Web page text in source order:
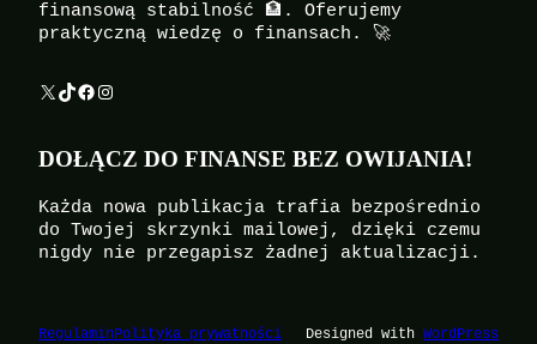
finansową stabilność 🏦. Oferujemy
praktyczną wiedzę o finansach. 🚀
X TikTok Facebook Instagram
DOŁĄCZ DO FINANSE BEZ OWIJANIA!
Każda nowa publikacja trafia bezpośrednio
do Twojej skrzynki mailowej, dzięki czemu
nigdy nie przegapisz żadnej aktualizacji.
RegulaminPolityka prywatności Designed with WordPress